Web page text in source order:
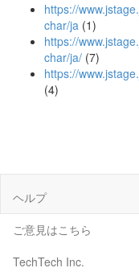
https://
char/ja (1)
https://
char/ja/ (7)
https://
(4)
ヘルプ
ご意見はこちら
TechTech Inc.